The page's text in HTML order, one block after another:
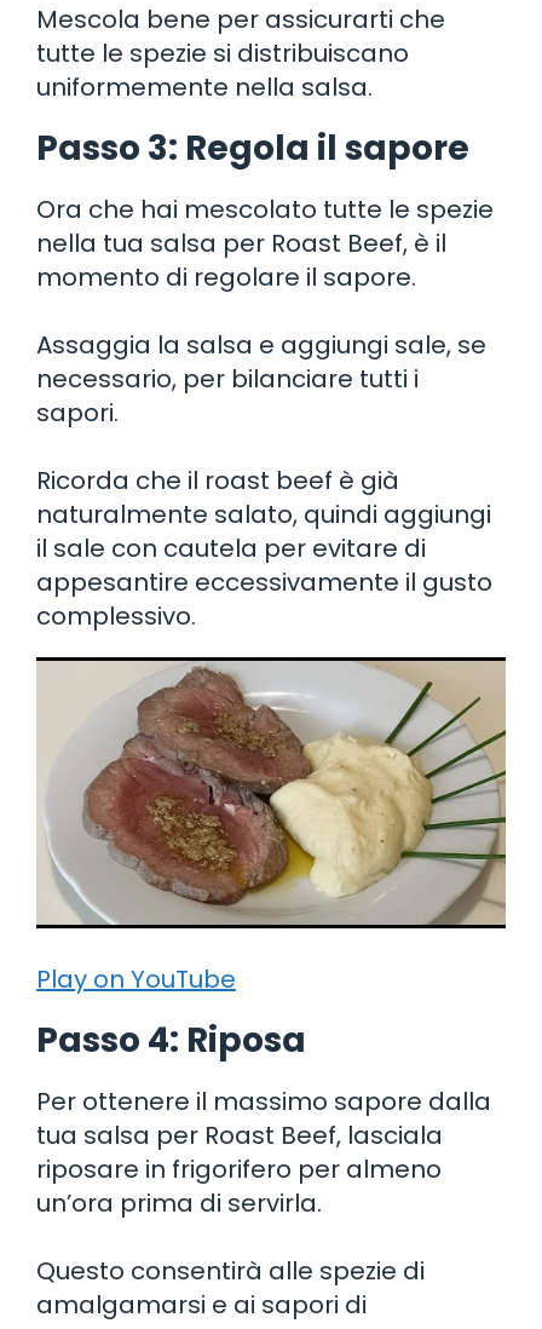
Mescola bene per assicurarti che
tutte le spezie si distribuiscano
uniformemente nella salsa.
Passo 3: Regola il sapore
Ora che hai mescolato tutte le spezie
nella tua salsa per Roast Beef, è il
momento di regolare il sapore.
Assaggia la salsa e aggiungi sale, se
necessario, per bilanciare tutti i
sapori.
Ricorda che il roast beef è già
naturalmente salato, quindi aggiungi
il sale con cautela per evitare di
appesantire eccessivamente il gusto
complessivo.
Play on YouTube
Passo 4: Riposa
Per ottenere il massimo sapore dalla
tua salsa per Roast Beef, lasciala
riposare in frigorifero per almeno
un’ora prima di servirla.
Questo consentirà alle spezie di
amalgamarsi e ai sapori di